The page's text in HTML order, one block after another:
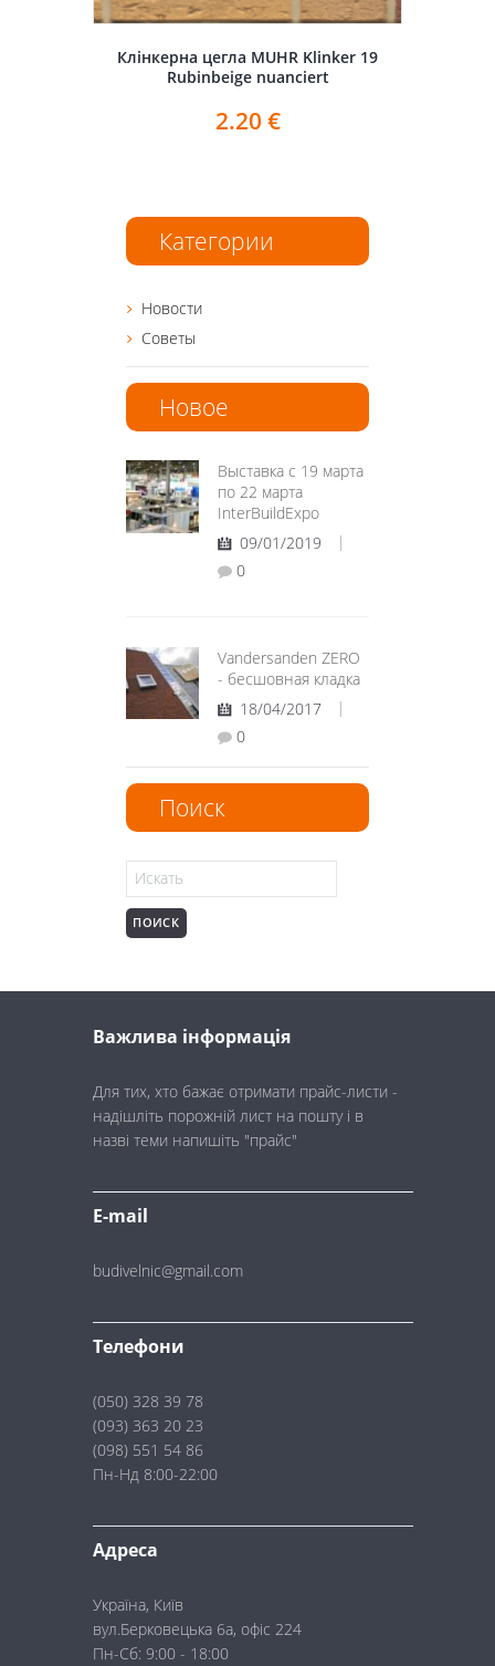
Клінкерна цегла MUHR Klinker 19
Rubinbeige nuanciert
2.20 €
Категории
Новости
Советы
Новое
Выставка с 19 марта
по 22 марта
InterBuildExpo
09/01/2019
0
Vandersanden ZERO
- бесшовная кладка
18/04/2017
0
Поиск
Search for:
Важлива інформація
Для тих, хто бажає отримати прайс-листи -
надішліть порожній лист на пошту і в
назві теми напишіть "прайс"
E-mail
budivelnic@gmail.com
Телефони
(050) 328 39 78
(093) 363 20 23
(098) 551 54 86
Пн-Нд 8:00-22:00
Адреса
Україна, Київ
вул.Берковецька 6а, офіс 224
Пн-Сб: 9:00 - 18:00